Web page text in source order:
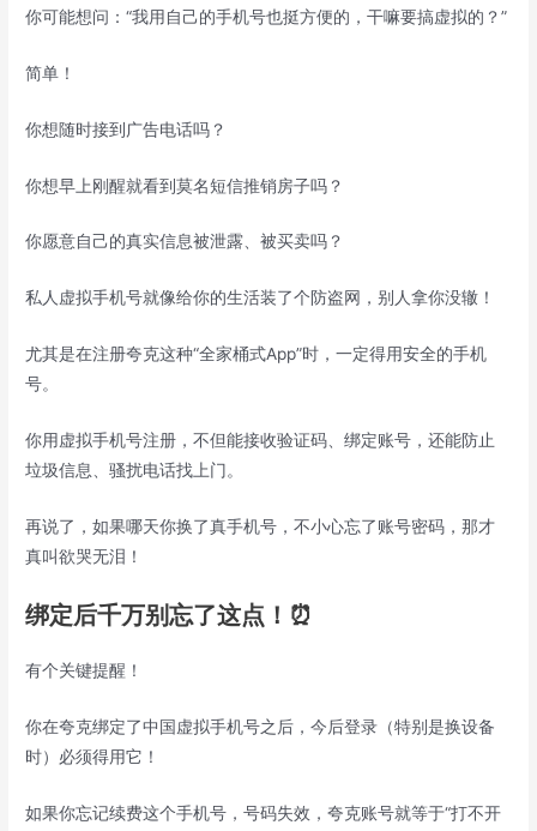
你可能想问：“我用自己的手机号也挺方便的，干嘛要搞虚拟的？”
简单！
你想随时接到广告电话吗？
你想早上刚醒就看到莫名短信推销房子吗？
你愿意自己的真实信息被泄露、被买卖吗？
私人虚拟手机号就像给你的生活装了个防盗网，别人拿你没辙！
尤其是在注册夸克这种“全家桶式App”时，一定得用安全的手机
号。
你用虚拟手机号注册，不但能接收验证码、绑定账号，还能防止
垃圾信息、骚扰电话找上门。
再说了，如果哪天你换了真手机号，不小心忘了账号密码，那才
真叫欲哭无泪！
绑定后千万别忘了这点！⏰
有个关键提醒！
你在夸克绑定了中国虚拟手机号之后，今后登录（特别是换设备
时）必须得用它！
如果你忘记续费这个手机号，号码失效，夸克账号就等于“打不开